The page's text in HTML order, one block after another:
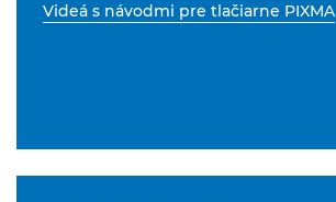
Videá s návodmi pre tlačiarne PIXMA